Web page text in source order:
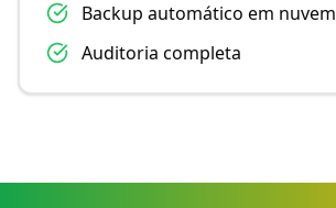
Backup automático em nuvem
Auditoria completa